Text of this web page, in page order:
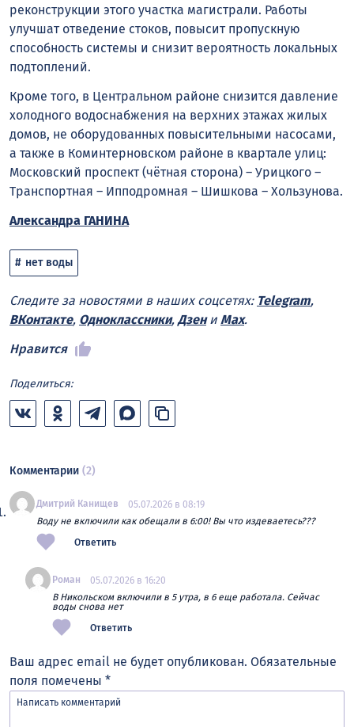
реконструкции этого участка магистрали. Работы
улучшат отведение стоков, повысит пропускную
способность системы и снизит вероятность локальных
подтоплений.
Кроме того, в Центральном районе снизится давление
холодного водоснабжения на верхних этажах жилых
домов, не оборудованных повысительными насосами,
а также в Коминтерновском районе в квартале улиц:
Московский проспект (чётная сторона) – Урицкого –
Транспортная – Ипподромная – Шишкова – Хользунова.
Александра ГАНИНА
нет воды
Следите за новостями в наших соцсетях: Telegram,
ВКонтакте, Одноклассники, Дзени Max.
Нравится
Поделиться:
Комментарии (2)
Дмитрий Канищев
05.07.2026 в 08:19
Воду не включили как обещали в 6:00! Вы что издеваетесь???
Ответить
Роман
05.07.2026 в 16:20
В Никольском включили в 5 утра, в 6 еще работала. Сейчас
воды снова нет
Ответить
Ваш адрес email не будет опубликован. Обязательные
поля помечены *